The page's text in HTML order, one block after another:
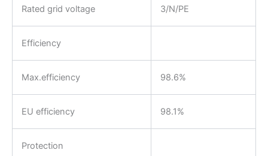
Rated grid voltage 3/N/PE
Efficiency
Max.efficiency 98.6%
EU efficiency 98.1%
Protection